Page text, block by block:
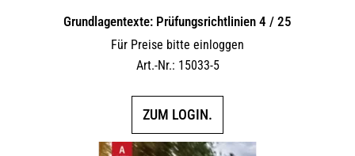
Grundlagentexte: Prüfungsrichtlinien 4 / 25
Für Preise bitte einloggen
Art.-Nr.: 15033-5
ZUM LOGIN.